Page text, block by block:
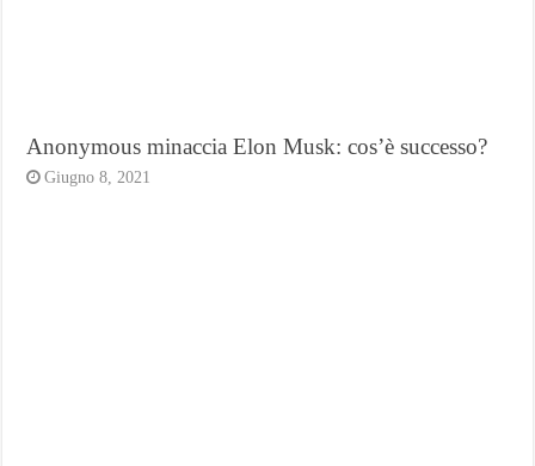
Anonymous minaccia Elon Musk: cos’è successo?
Giugno 8, 2021